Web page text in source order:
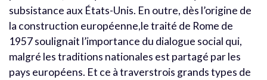
subsistance aux États-Unis. En outre, dès l’origine de
la construction européenne,le traité de Rome de
1957 soulignait l’importance du dialogue social qui,
malgré les traditions nationales est partagé par les
pays européens. Et ce à traverstrois grands types de